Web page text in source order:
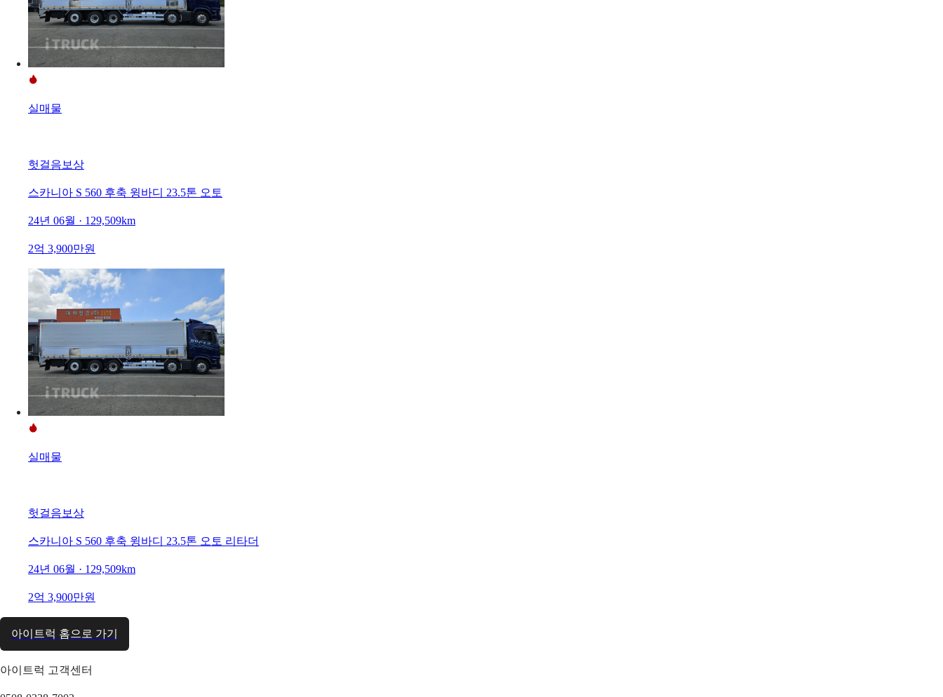
실매물
헛걸음보상
스카니아 S 560 후축 윙바디 23.5톤 오토
24년 06월 · 129,509km
2억 3,900만원
실매물
헛걸음보상
스카니아 S 560 후축 윙바디 23.5톤 오토 리타더
24년 06월 · 129,509km
2억 3,900만원
아이트럭 홈으로 가기
아이트럭 고객센터